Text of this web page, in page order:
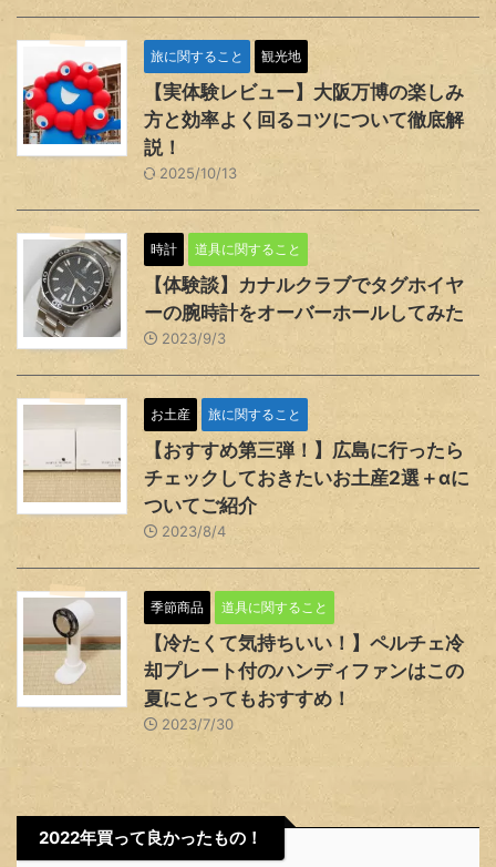
旅に関すること 観光地
【実体験レビュー】大阪万博の楽しみ
方と効率よく回るコツについて徹底解
説！
2025/10/13
時計 道具に関すること
【体験談】カナルクラブでタグホイヤ
ーの腕時計をオーバーホールしてみた
2023/9/3
お土産 旅に関すること
【おすすめ第三弾！】広島に行ったら
チェックしておきたいお土産2選＋αに
ついてご紹介
2023/8/4
季節商品 道具に関すること
【冷たくて気持ちいい！】ペルチェ冷
却プレート付のハンディファンはこの
夏にとってもおすすめ！
2023/7/30
2022年買って良かったもの！